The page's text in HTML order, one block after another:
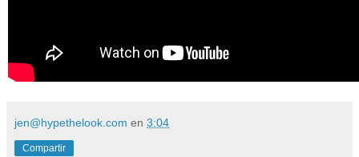
jen@hypethelook.com en 3:04
Compartir